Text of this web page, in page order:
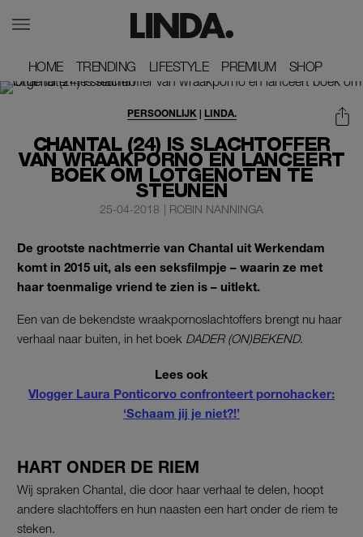
HOME
HOME TRENDING
TRENDING LIFESTYLE
LIFESTYLE PREMIUM
PREMIUM SHOP
SHOP
CHANTAL (24) IS SLACHTOFFER
VAN WRAAKPORNO EN LANCEERT
BOEK OM LOTGENOTEN TE
STEUNEN
PERSOONLIJK| LINDA.
25-04-2018 | ROBIN NANNINGA
De grootste nachtmerrie van Chantal uit Werkendam
komt in 2015 uit, als een seksfilmpje – waarin ze met
haar toenmalige vriend te zien is – uitlekt.
Een van de bekendste wraakpornoslachtoffers brengt nu haar
verhaal naar buiten, in het boek DADER (ON)BEKEND.
Lees ook
Vlogger Laura Ponticorvo confronteert pornohacker:
‘Schaam jij je niet?!’
HART ONDER DE RIEM
Wij spraken Chantal, die door haar verhaal te delen, hoopt
andere slachtoffers en hun naasten een hart onder de riem te
steken.